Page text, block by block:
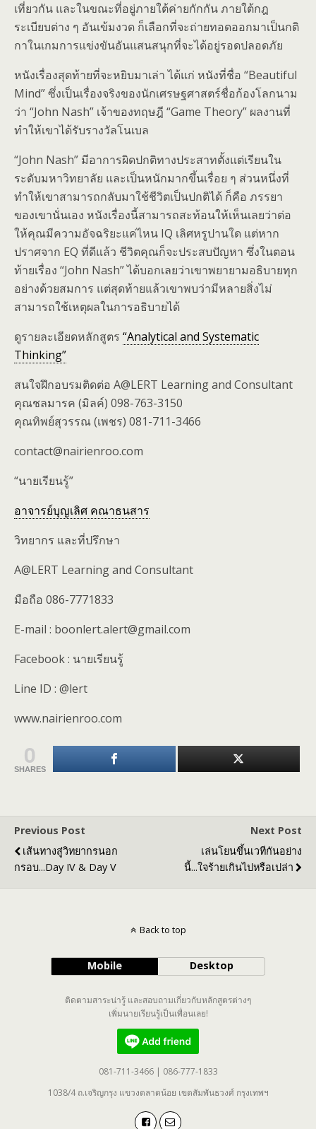
เที่ยวกัน และในขณะที่อยู่ภายใต้ค่ายกักกัน ภายใต้กฎ
ระเบียบต่าง ๆ อันเข้มงวด ก็เลือกที่จะถ่ายทอดออกมาเป็นกติ
กาในเกมการแข่งขันอันแสนสนุกที่จะได้อยู่รอดปลอดภัย
หนังเรื่องสุดท้ายที่จะหยิบมาเล่า ได้แก่ หนังที่ชื่อ “Beautiful
Mind” ซึ่งเป็นเรื่องจริงของนักเศรษฐศาสตร์ชื่อก้องโลกนาม
ว่า “John Nash” เจ้าของทฤษฎี “Game Theory” ผลงานที่
ทำให้เขาได้รับรางวัลโนเบล
“John Nash” มีอาการผิดปกติทางประสาทตั้งแต่เรียนใน
ระดับมหาวิทยาลัย และเป็นหนักมากขึ้นเรื่อย ๆ ส่วนหนึ่งที่
ทำให้เขาสามารถกลับมาใช้ชีวิตเป็นปกติได้ ก็คือ ภรรยา
ของเขานั่นเอง หนังเรื่องนี้สามารถสะท้อนให้เห็นเลยว่าต่อ
ให้คุณมีความอัจฉริยะแค่ไหน IQ เลิศหรูปานใด แต่หาก
ปราศจาก EQ ที่ดีแล้ว ชีวิตคุณก็จะประสบปัญหา ซึ่งในตอน
ท้ายเรื่อง “John Nash” ได้บอกเลยว่าเขาพยายามอธิบายทุก
อย่างด้วยสมการ แต่สุดท้ายแล้วเขาพบว่ามีหลายสิ่งไม่
สามารถใช้เหตุผลในการอธิบายได้
ดูรายละเอียดหลักสูตร “Analytical and Systematic
Thinking”
สนใจฝึกอบรมติดต่อ A@LERT Learning and Consultant
คุณชลมารค (มิลค์) 098-763-3150
คุณทิพย์สุวรรณ (เพชร) 081-711-3466
contact@nairienroo.com
“นายเรียนรู้”
อาจารย์บุญเลิศ คณาธนสาร
วิทยากร และที่ปรึกษา
A@LERT Learning and Consultant
มือถือ 086-7771833
E-mail : boonlert.alert@gmail.com
Facebook : นายเรียนรู้
Line ID : @lert
www.nairienroo.com
0
SHARES
Previous Post
เส้นทางสู่วิทยากรนอก
กรอบ...Day IV & Day V
Next Post
เล่นโยนขึ้นเวทีกันอย่าง
นี้...ใจร้ายเกินไปหรือเปล่า
Back to top
Mobile Desktop
ติดตามสาระน่ารู้ และสอบถามเกี่ยวกับหลักสูตรต่างๆ
เพิ่มนายเรียนรู้เป็นเพื่อนเลย!
081-711-3466 | 086-777-1833
1038/4 ถ.เจริญกรุง แขวงตลาดน้อย เขตสัมพันธวงศ์ กรุงเทพฯ